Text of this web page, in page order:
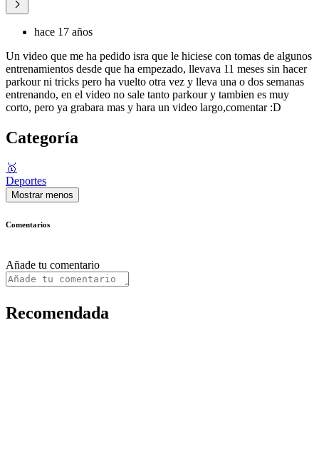
hace 17 años
Un video que me ha pedido isra que le hiciese con tomas de algunos
entrenamientos desde que ha empezado, llevava 11 meses sin hacer
parkour ni tricks pero ha vuelto otra vez y lleva una o dos semanas
entrenando, en el video no sale tanto parkour y tambien es muy
corto, pero ya grabara mas y hara un video largo,comentar :D
Categoría
🥇
Deportes
Mostrar menos
Comentarios
Añade tu comentario
Recomendada